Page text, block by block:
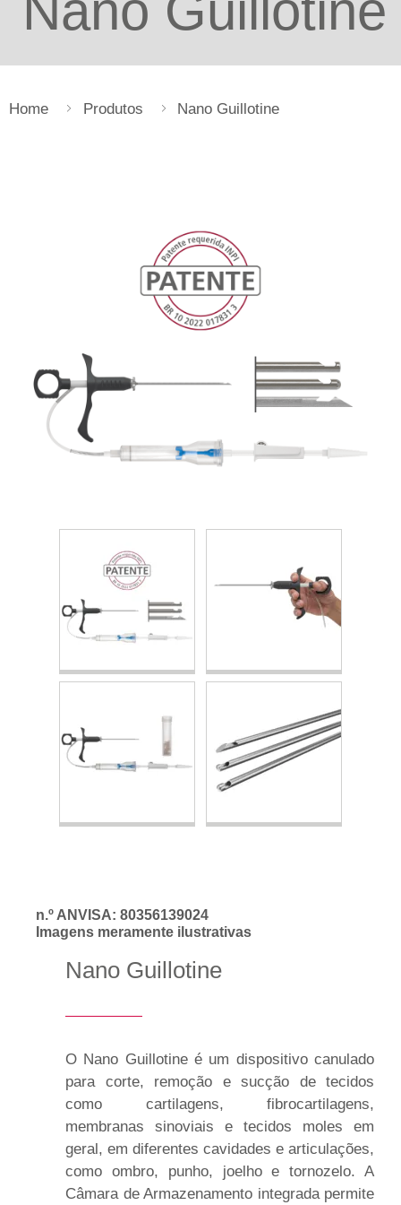
Home Produtos Nano Guillotine
n.º ANVISA: 80356139024
Imagens meramente ilustrativas
Nano Guillotine
O Nano Guillotine é um dispositivo canulado
para corte, remoção e sucção de tecidos
como cartilagens, fibrocartilagens,
membranas sinoviais e tecidos moles em
geral, em diferentes cavidades e articulações,
como ombro, punho, joelho e tornozelo. A
Câmara de Armazenamento integrada permite